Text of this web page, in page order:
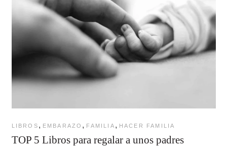
LIBROS , EMBARAZO , FAMILIA , HACER FAMILIA
TOP 5 Libros para regalar a unos padres